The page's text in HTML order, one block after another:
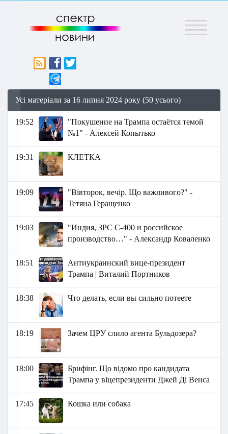
Меню
Усі матеріали за 16 липня 2024 року (50 усього)
19:52
"Покушение на Трампа остаётся темой
№1" - Алексей Копытько
19:31 КЛЕТКА
19:09
"Вівторок, вечір. Що важливого?" -
Тетяна Геращенко
19:03
"Индия, ЗРС С-400 и российское
производство…" - Александр Коваленко
18:51
Антиукраинский вице-президент
Трампа | Виталий Портников
18:38 Что делать, если вы сильно потеете
18:19 Зачем ЦРУ слило агента Бульдозера?
18:00
Брифінг. Що відомо про кандидата
Трампа у віцепрезиденти Джей Ді Венса
17:45 Кошка или собака